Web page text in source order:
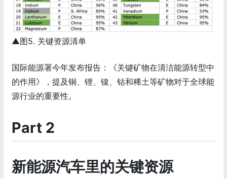
▲图5. 关键资源清单
国际能源署今年发布报告：《关键矿物在清洁能源转型中
的作用》，提及铜、锂、镍、钴和稀土等矿物对于全球能
源行业的重要性。
Part 2
新能源汽车里的关键资源